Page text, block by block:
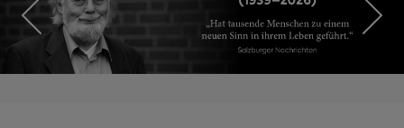
KINDER- & JUGENDBUCH